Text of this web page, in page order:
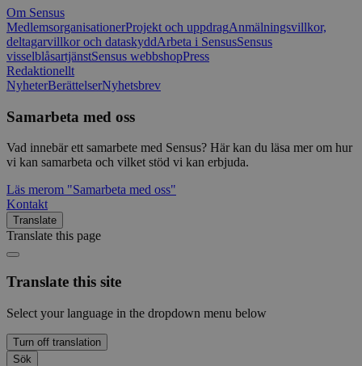
Om Sensus
MedlemsorganisationerProjekt och uppdragAnmälningsvillkor,
deltagarvillkor och dataskyddArbeta i SensusSensus
visselblåsartjänstSensus webbshopPress
Redaktionellt
NyheterBerättelserNyhetsbrev
Samarbeta med oss
Vad innebär ett samarbete med Sensus? Här kan du läsa mer om hur
vi kan samarbeta och vilket stöd vi kan erbjuda.
Läs merom "Samarbeta med oss"
Kontakt
Translate
Translate this page
Translate this site
Select your language in the dropdown menu below
Turn off translation
Sök